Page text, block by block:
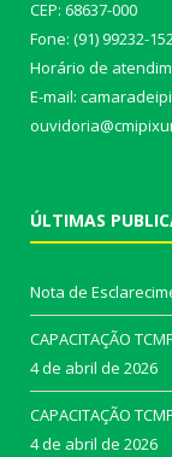
CEP: 68637-000
Fone: (91) 99232-
Horário de
E-mail:
ÚLTIMAS
Nota de
CAPACITAÇÃO
4 de abril de 2026
CAPACITAÇÃO
4 de abril de 2026